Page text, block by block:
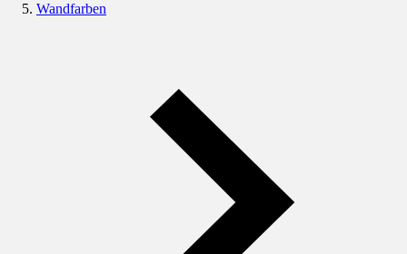
Wandfarben